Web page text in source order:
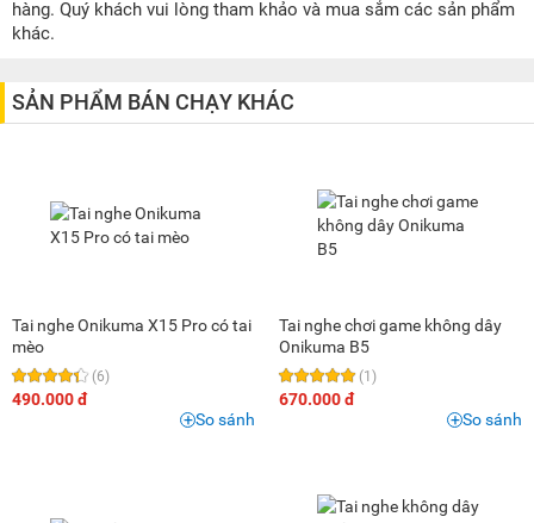
500K - 1 triệu
1,5 triệu - 2 triệu (5)
5 triệu - 8 triệu (1)
hàng. Quý khách vui lòng tham khảo và mua sắm các sản phẩm
khác.
SẢN PHẨM BÁN CHẠY KHÁC
Tai nghe Onikuma X15 Pro có tai
mèo
(6)
490.000 đ
So sánh
Tai nghe chơi game không dây
Onikuma B5
(1)
670.000 đ
So sánh